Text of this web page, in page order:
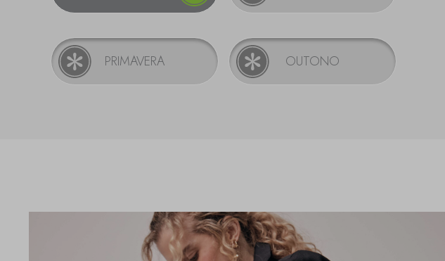
PRIMAVERA OUTONO